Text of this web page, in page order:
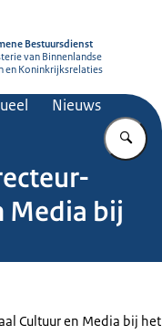
Bestuursdienst
van Binnenlandse
en Koninkrijksrelaties
Nieuws
Media bij
Cultuur en Media bij het